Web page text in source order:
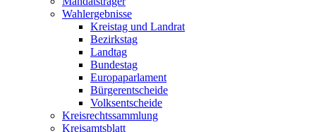
Wahlergebnisse
Kreistag und Landrat
Bezirkstag
Landtag
Bundestag
Europaparlament
Bürgerentscheide
Volksentscheide
Kreisrechtssammlung
Kreisamtsblatt